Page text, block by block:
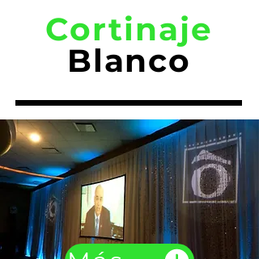
Cortinaje
Blanco